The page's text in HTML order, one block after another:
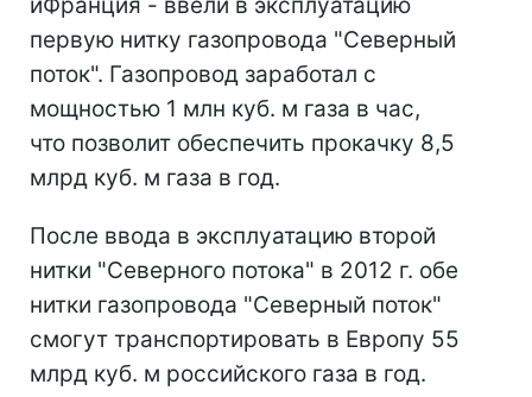
первую нитку газопровода "Северный
поток". Газопровод заработал с
мощностью 1 млн куб. м газа в час,
что позволит обеспечить прокачку 8,5
млрд куб. м газа в год.
После ввода в эксплуатацию второй
нитки "Северного потока" в 2012 г. обе
нитки газопровода "Северный поток"
смогут транспортировать в Европу 55
млрд куб. м российского газа в год.